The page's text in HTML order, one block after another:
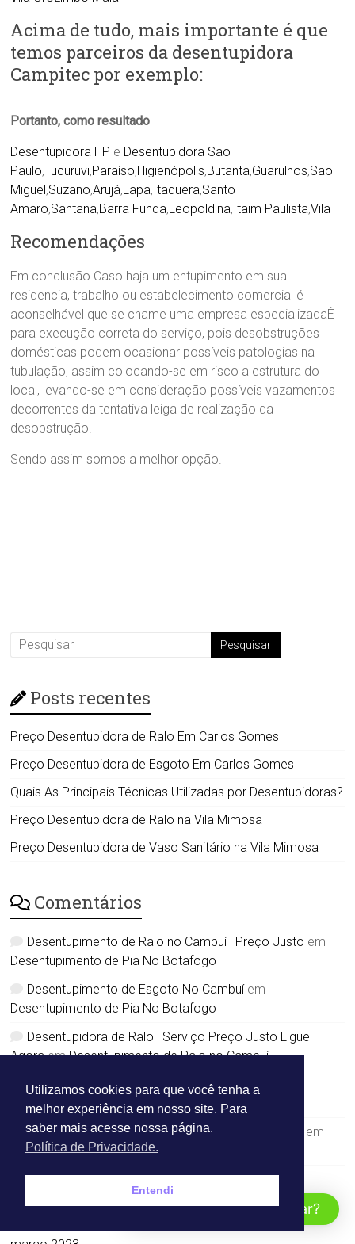
Acima de tudo, mais importante é que
temos parceiros da desentupidora
Campitec por exemplo:
Portanto, como resultado
Desentupidora HP e Desentupidora São
Paulo,Tucuruvi,Paraíso,Higienópolis,Butantã,Guarulhos,São
Miguel,Suzano,Arujá,Lapa,Itaquera,Santo
Amaro,Santana,Barra Funda,Leopoldina,Itaim Paulista,Vila
Recomendações
Em conclusão.Caso haja um entupimento em sua
residencia, trabalho ou estabelecimento comercial é
aconselhável que se chame uma empresa especializadaÉ
para execução correta do serviço, pois desobstruções
domésticas podem ocasionar possíveis patologias na
tubulação, assim colocando-se em risco a estrutura do
local, levando-se em consideração possíveis vazamentos
decorrentes da tentativa leiga de realização da
desobstrução.
Sendo assim somos a melhor opção.
Posts recentes
Preço Desentupidora de Ralo Em Carlos Gomes
Preço Desentupidora de Esgoto Em Carlos Gomes
Quais As Principais Técnicas Utilizadas por Desentupidoras?
Preço Desentupidora de Ralo na Vila Mimosa
Preço Desentupidora de Vaso Sanitário na Vila Mimosa
Comentários
Desentupimento de Ralo no Cambuí | Preço Justo em
Desentupimento de Pia No Botafogo
Desentupimento de Esgoto No Cambuíem
Desentupimento de Pia No Botafogo
Desentupidora de Ralo | Serviço Preço Justo Ligue
AgoraemDesentupimento de Ralo no Cambuí
Desentupimento Ralo Quintal Campinasem
Desentupidora de ralo
Desentupimento de Esgoto Centro em Campinas
em
Desentupidora de esgoto
Arquivos Como Podemos Ajudar?
Utilizamos cookies para que você tenha a
melhor experiência em nosso site. Para
saber mais acesse nossa página.
Política de Privacidade.
Entendi